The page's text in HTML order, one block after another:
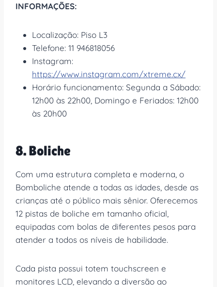
INFORMAÇÕES:
Localização: Piso L3
Telefone: 11 946818056
Instagram:
https://www.instagram.com/xtreme.cx/
Horário funcionamento: Segunda a Sábado:
12h00 às 22h00, Domingo e Feriados: 12h00
às 20h00
8. Boliche
Com uma estrutura completa e moderna, o
Bomboliche atende a todas as idades, desde as
crianças até o público mais sênior. Oferecemos
12 pistas de boliche em tamanho oficial,
equipadas com bolas de diferentes pesos para
atender a todos os níveis de habilidade.
Cada pista possui totem touchscreen e
monitores LCD, elevando a diversão ao